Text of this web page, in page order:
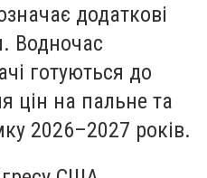
додаткові
Водночас
готуються до
цін на пальне та
2026–2027 років.